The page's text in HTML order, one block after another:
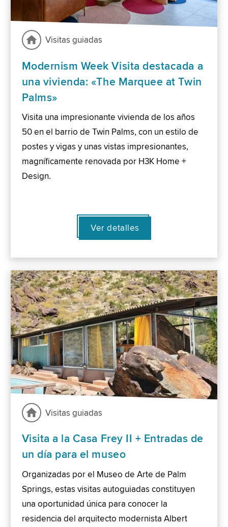
Visitas guiadas
Modernism Week Visita destacada a
una vivienda: «The Marquee at Twin
Palms»
Visita una impresionante vivienda de los años
50 en el barrio de Twin Palms, con un estilo de
postes y vigas y unas vistas impresionantes,
magníficamente renovada por H3K Home +
Design.
Ver detalles
Visitas guiadas
Visita a la Casa Frey II + Entradas de
un día para el museo
Organizadas por el Museo de Arte de Palm
Springs, estas visitas autoguiadas constituyen
una oportunidad única para conocer la
residencia del arquitecto modernista Albert